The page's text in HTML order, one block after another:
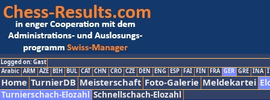
Logged on: Gast
Arabic ARM AZE BIH BUL CAT CHN CRO CZE DEN ENG ESP FAI FIN FRA GER GRE INA
Home TurnierDB Meisterschaft Foto-Galerie Meldekartei
Turnierschach-Elozahl Schnellschach-Elozahl